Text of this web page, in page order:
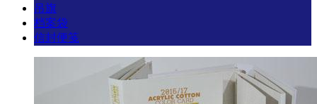
吊旗
档案袋
信封便笺